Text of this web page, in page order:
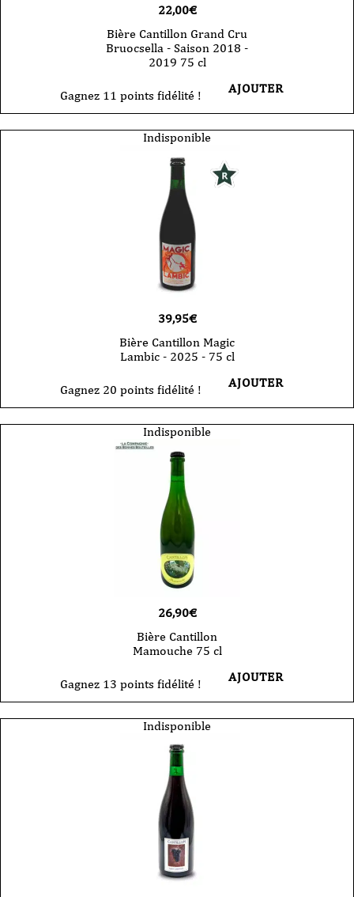
22,00€
Bière Cantillon Grand Cru
Bruocsella - Saison 2018 -
2019 75 cl
Gagnez 11 points fidélité ! AJOUTER
Indisponible
39,95€
Bière Cantillon Magic
Lambic - 2025 - 75 cl
Gagnez 20 points fidélité ! AJOUTER
Indisponible
26,90€
Bière Cantillon
Mamouche 75 cl
Gagnez 13 points fidélité ! AJOUTER
Indisponible